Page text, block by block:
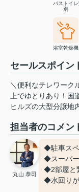
バストイレ
別
浴室乾燥機
セールスポイン
＼便利なテレワーク
上でゆとりあり！国
ヒルズの大型分譲地
担当者のコメン
丸山 恭司
◆駐車スペ
◆スーパー
◆2部屋と
◆水回りが